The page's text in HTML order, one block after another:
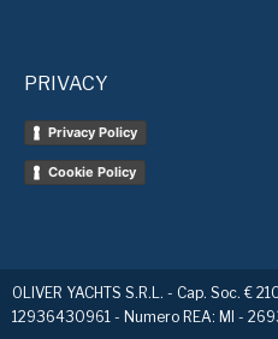
PRIVACY
Privacy Policy
Cookie Policy
OLIVER YACHTS S.R.L. - Cap. Soc. €
12936430961 - Numero REA: MI -